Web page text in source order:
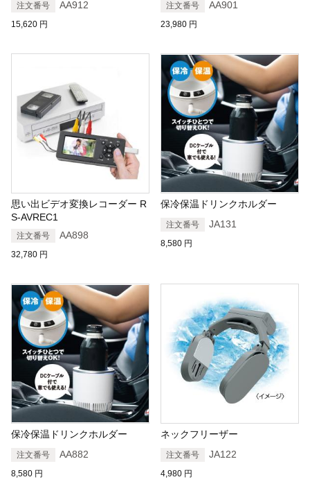
注文番号 AA912
15,620 円
注文番号 AA901
23,980 円
思い出ビデオ変換レコーダー R
S-AVREC1
注文番号 AA898
32,780 円
保冷保温ドリンクホルダー
注文番号 JA131
8,580 円
保冷保温ドリンクホルダー
注文番号 AA882
8,580 円
ネックフリーザー
注文番号 JA122
4,980 円